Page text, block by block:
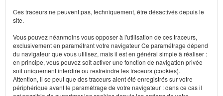
Ces traceurs ne peuvent pas, techniquement, être désactivés depuis le
site.
Vous pouvez néanmoins vous opposer à l'utilisation de ces traceurs,
exclusivement en paramétrant votre navigateur Ce paramétrage dépend
du navigateur que vous utilisez, mais il est en général simple à réaliser :
en principe, vous pouvez soit activer une fonction de navigation privée
soit uniquement interdire ou restreindre les traceurs (cookies).
Attention, il se peut que des traceurs aient été enregistrés sur votre
périphérique avant le paramétrage de votre navigateur : dans ce cas il